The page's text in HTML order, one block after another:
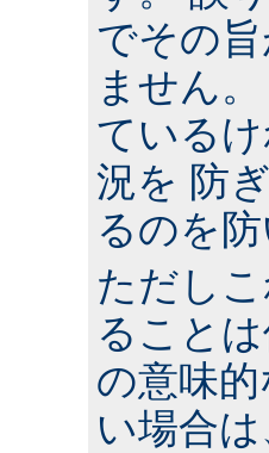
でその
ません
ている
況を 防
るのを防
ただし
ること
の意味
い場合